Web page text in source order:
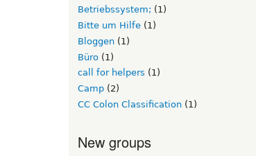
Betriebssystem; (1)
Bitte um Hilfe (1)
Bloggen (1)
Büro (1)
call for helpers (1)
Camp (2)
CC Colon Classification (1)
New groups